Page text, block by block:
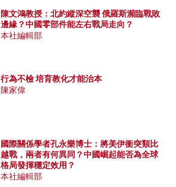
陳文鴻教授：北約縱深空襲 俄羅斯瀕臨戰敗
邊緣？中國零部件能左右戰局走向？
本社編輯部
行為不檢 培育教化才能治本
陳家偉
國際關係學者孔永樂博士：將美伊衝突類比
越戰，兩者有何異同？中國崛起能否為全球
格局發揮穩定效用？
本社編輯部